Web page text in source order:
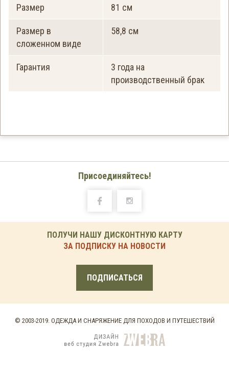
Размер 81 см
Размер в
сложенном виде
58,8 см
Гарантия
3 года на
производственный брак
Присоединяйтесь!
ПОЛУЧИ НАШУ ДИСКОНТНУЮ КАРТУ
ЗА ПОДПИСКУ НА НОВОСТИ
ПОДПИСАТЬСЯ
© 2003-2019. ОДЕЖДА И СНАРЯЖЕНИЕ ДЛЯ ПОХОДОВ И ПУТЕШЕСТВИЙ